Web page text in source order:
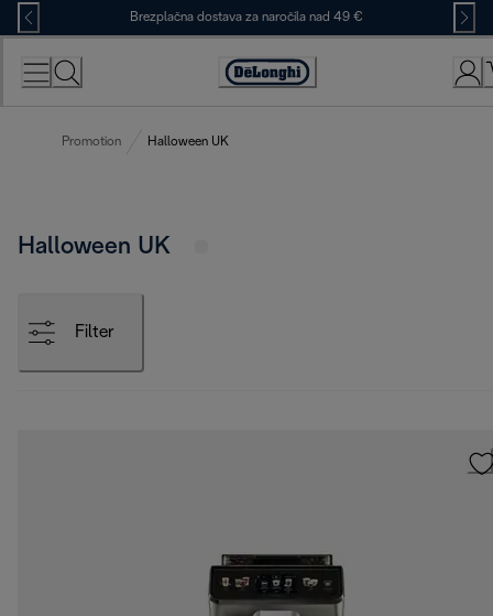
Skip
to
Content
Brezplačna dostava za naročila nad 49 €
Accessibility
Promotion Halloween UK
Halloween UK
Filter